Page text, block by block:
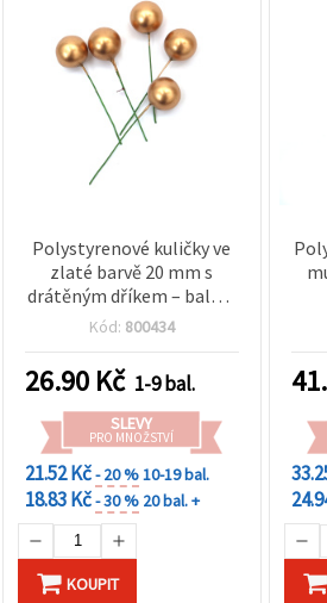
Polystyrenové kuličky ve
zlaté barvě 20 mm s
drátěným dříkem – balení
20 ks pro hobby,
sváteční dekorace
Kód: 800434
26.90 Kč 1-9 bal.
SLEVY
PRO MNOŽSTVÍ
21.52 Kč- 20 %10-19 bal.
18.83 Kč- 30 % 20 bal. +
KOUPIT